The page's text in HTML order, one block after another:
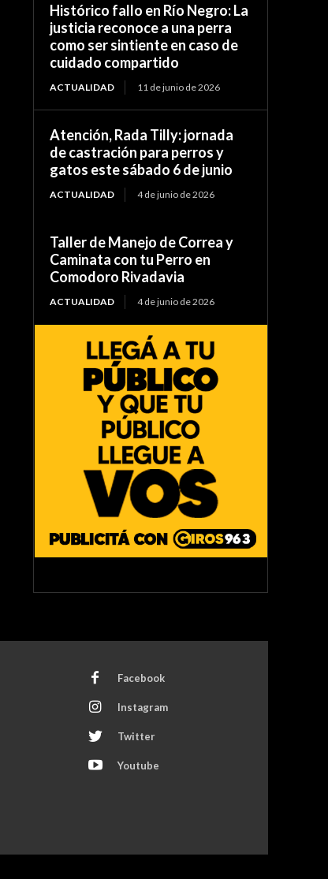
Histórico fallo en Río Negro: La
justicia reconoce a una perra
como ser sintiente en caso de
cuidado compartido
ACTUALIDAD 11 de junio de 2026
Atención, Rada Tilly: jornada
de castración para perros y
gatos este sábado 6 de junio
ACTUALIDAD 4 de junio de 2026
Taller de Manejo de Correa y
Caminata con tu Perro en
Comodoro Rivadavia
ACTUALIDAD 4 de junio de 2026
Facebook
Instagram
Twitter
Youtube